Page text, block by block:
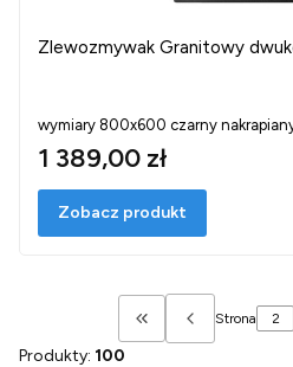
Zlewozmywak Granitowy
wymiary 800x600 czarny
1 389,00 zł
Zobacz produkt
Wróć do pierwszej
Strona
Produkty: 100